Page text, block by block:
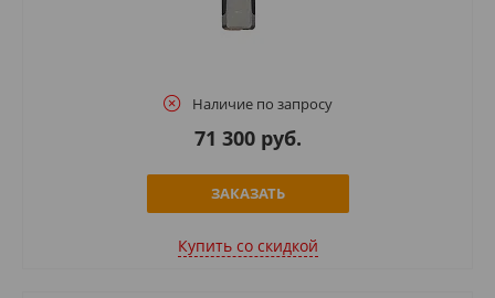
Наличие по запросу
71 300 руб.
ЗАКАЗАТЬ
Купить cо скидкой